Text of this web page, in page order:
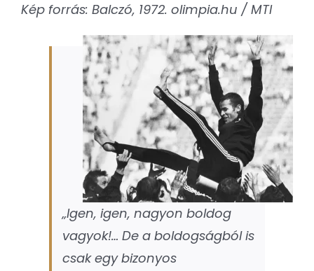
Kép forrás: Balczó, 1972. olimpia.hu / MTI
„Igen, igen, nagyon boldog
vagyok!… De a boldogságból is
csak egy bizonyos